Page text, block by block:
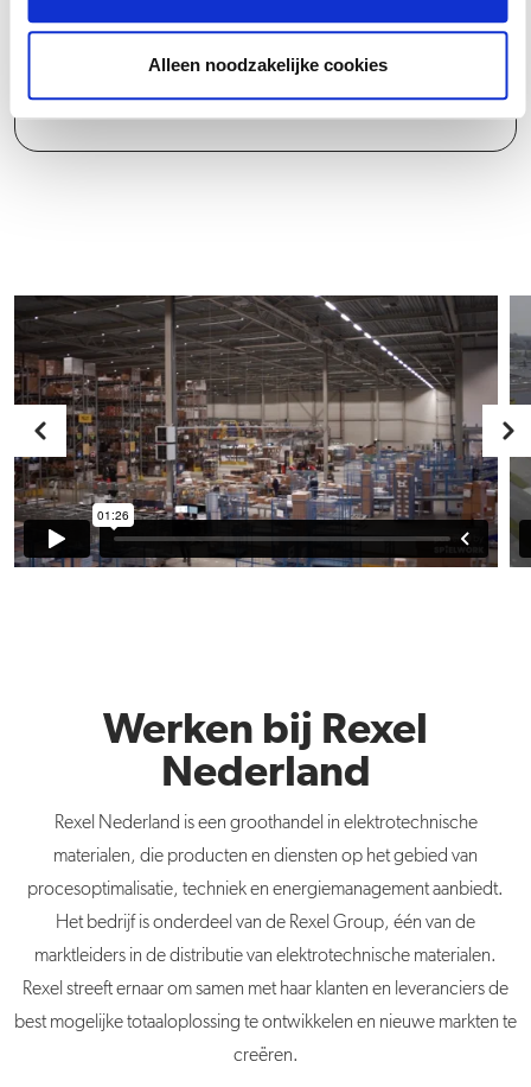
Alleen noodzakelijke cookies
Werken bij Rexel
Nederland
Rexel Nederland is een groothandel in elektrotechnische
materialen, die producten en diensten op het gebied van
procesoptimalisatie, techniek en energiemanagement aanbiedt.
Het bedrijf is onderdeel van de Rexel Group, één van de
marktleiders in de distributie van elektrotechnische materialen.
Rexel streeft ernaar om samen met haar klanten en leveranciers de
best mogelijke totaaloplossing te ontwikkelen en nieuwe markten te
creëren.